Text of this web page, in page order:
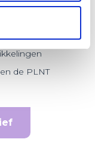
de PLNT